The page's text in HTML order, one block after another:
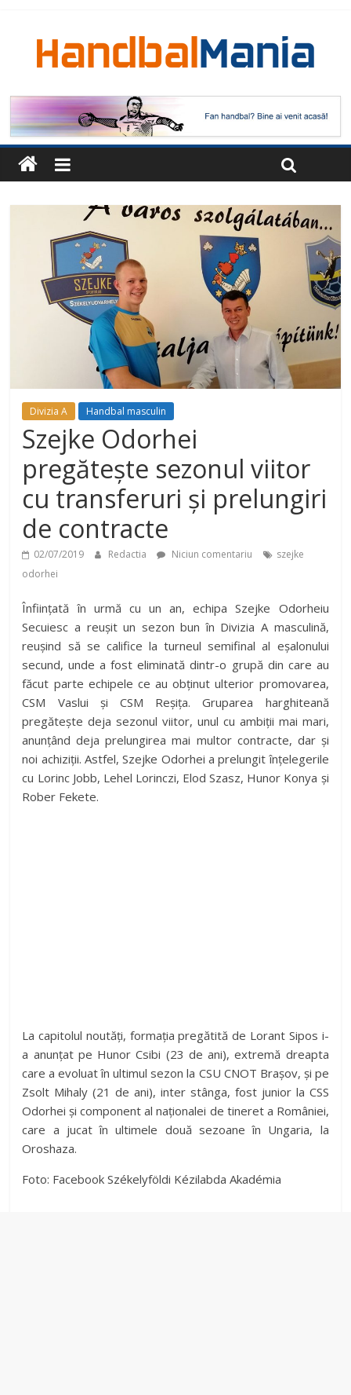
Divizia A Handbal masculin
Szejke Odorhei
pregătește sezonul viitor
cu transferuri și prelungiri
de contracte
02/07/2019 Redactia Niciun comentariu
szejke
odorhei
Înființată în urmă cu un an, echipa Szejke Odorheiu
Secuiesc a reușit un sezon bun în Divizia A masculină,
reușind să se califice la turneul semifinal al eșalonului
secund, unde a fost eliminată dintr-o grupă din care au
făcut parte echipele ce au obținut ulterior promovarea,
CSM Vaslui și CSM Reșița. Gruparea harghiteană
pregătește deja sezonul viitor, unul cu ambiții mai mari,
anunțând deja prelungirea mai multor contracte, dar și
noi achiziții. Astfel, Szejke Odorhei a prelungit înțelegerile
cu Lorinc Jobb, Lehel Lorinczi, Elod Szasz, Hunor Konya și
Rober Fekete.
La capitolul noutăți, formația pregătită de Lorant Sipos i-
a anunțat pe Hunor Csibi (23 de ani), extremă dreapta
care a evoluat în ultimul sezon la CSU CNOT Brașov, și pe
Zsolt Mihaly (21 de ani), inter stânga, fost junior la CSS
Odorhei și component al naționalei de tineret a României,
care a jucat în ultimele două sezoane în Ungaria, la
Oroshaza.
Foto: Facebook Székelyföldi Kézilabda Akadémia